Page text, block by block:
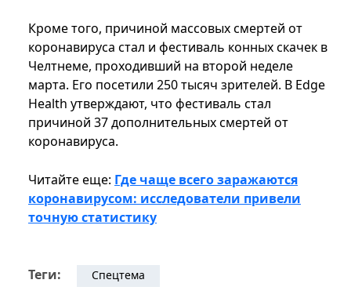
Кроме того, причиной массовых смертей от
коронавируса стал и фестиваль конных скачек в
Челтнеме, проходивший на второй неделе
марта. Его посетили 250 тысяч зрителей. В Edge
Health утверждают, что фестиваль стал
причиной 37 дополнительных смертей от
коронавируса.
Читайте еще: Где чаще всего заражаются
коронавирусом: исследователи привели
точную статистику
Теги: Спецтема